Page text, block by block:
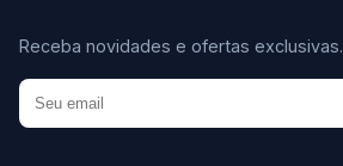
Receba novidades e ofertas exclusivas.